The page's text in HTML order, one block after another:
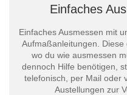
Einfaches
Einfaches Ausmessen mit
Aufmaßanleitungen. Diese
wo du wie ausmessen
dennoch Hilfe benötigen,
telefonisch, per Mail oder
Austellungen zur